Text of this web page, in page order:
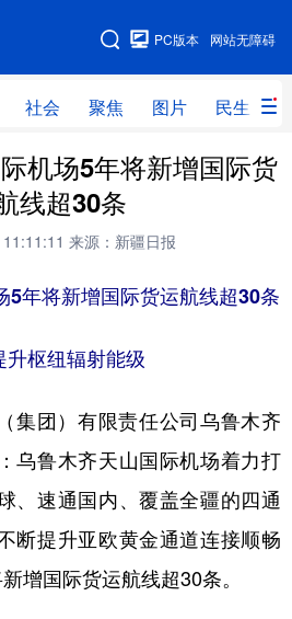
网站无障碍
PC版本
社会 聚焦 图片 民生
网站地图
社会 聚焦
访谈
服务
读 云看书画 光影新疆
播 廉政频道
上海 江苏
福建 江西
机场5年将新增国际货
线超30条
来源：新疆日报
5年将新增国际货运航线超30条
升枢纽辐射能级
团）有限责任公司乌鲁木齐
乌鲁木齐天山国际机场着力打
、速通国内、覆盖全疆的四通
断提升亚欧黄金通道连接顺畅
增国际货运航线超30条。